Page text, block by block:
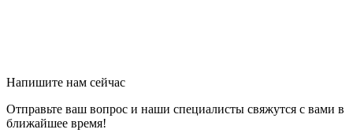
Напишите нам сейчас
Отправьте ваш вопрос и наши специалисты свяжутся с вами в
ближайшее время!